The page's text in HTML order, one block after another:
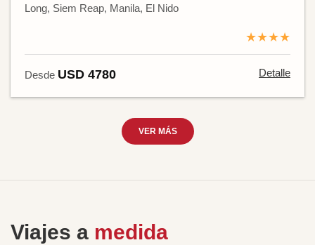
Long, Siem Reap, Manila, El Nido
★★★★
Desde USD 4780 Detalle
VER MÁS
Viajes a medida